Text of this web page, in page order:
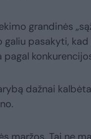
grandinės
pasakyti,
dažnai
maržos. Tai ne